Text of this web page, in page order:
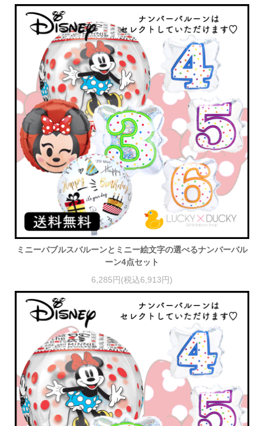
ミニーバブルスバルーンとミニー絵文字の選べるナンバーバル
ーン4点セット
6,285円(税込6,913円)